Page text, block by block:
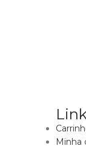
Minha